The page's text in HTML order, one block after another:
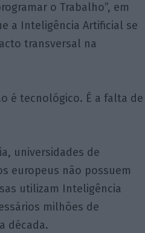
o Trabalho”, em
a Inteligência Artificial se
transversal na
é tecnológico. É a falta de
universidades de
europeus não possuem
utilizam Inteligência
milhões de
década.